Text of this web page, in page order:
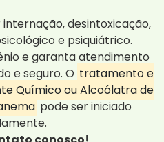
desintoxicação,
e psiquiátrico.
e garanta atendimento
e seguro. O tratamento e
Químico ou Alcoólatra de
pode ser iniciado